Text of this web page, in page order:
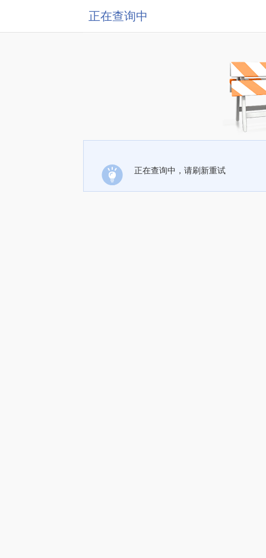
正在查询中
正在查询中，请刷新重试